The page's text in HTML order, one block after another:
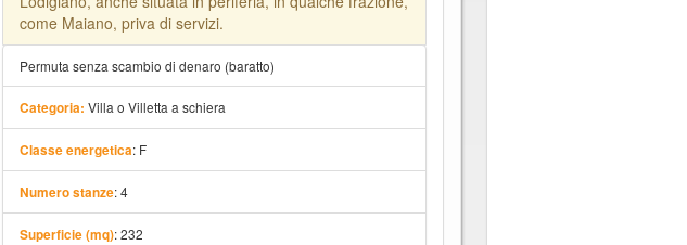
come Maiano, priva di servizi.
Permuta senza scambio di denaro (baratto)
Categoria: Villa o Villetta a schiera
Classe energetica: F
Numero stanze: 4
Superficie (mq): 232